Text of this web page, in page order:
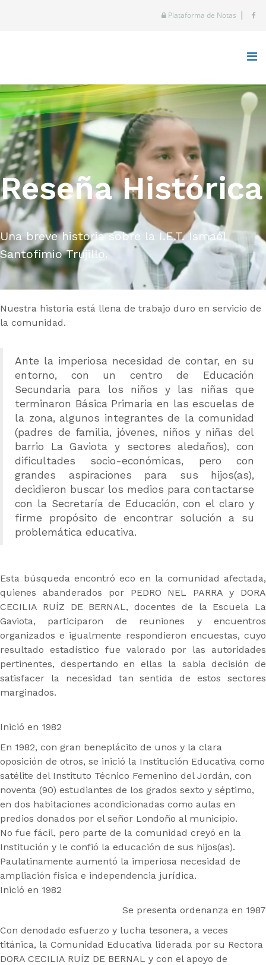
Plataforma de Notas |
Reseña Histórica
Una breve historia sobre la I.E.T. Ismaél
Santofimio Trujillo.
Nuestra historia está llena de trabajo duro en servicio de
la comunidad.
Ante la imperiosa necesidad de contar, en su
entorno, con un centro de Educación
Secundaria para los niños y las niñas que
terminaron Básica Primaria en las escuelas de
la zona, algunos integrantes de la comunidad
(padres de familia, jóvenes, niños y niñas del
barrio La Gaviota y sectores aledaños), con
dificultades socio-económicas, pero con
grandes aspiraciones para sus hijos(as),
decidieron buscar los medios para contactarse
con la Secretaría de Educación, con el claro y
firme propósito de encontrar solución a su
problemática educativa.
Esta búsqueda encontró eco en la comunidad afectada,
quienes abanderados por PEDRO NEL PARRA y DORA
CECILIA RUÍZ DE BERNAL, docentes de la Escuela La
Gaviota, participaron de reuniones y encuentros
organizados e igualmente respondieron encuestas, cuyo
resultado estadístico fue valorado por las autoridades
pertinentes, despertando en ellas la sabia decisión de
satisfacer la necesidad tan sentida de estos sectores
marginados.
Inició en 1982
En 1982, con gran beneplácito de unos y la clara
oposición de otros, se inició la Institución Educativa como
satélite del Instituto Técnico Femenino del Jordán, con
noventa (90) estudiantes de los grados sexto y séptimo,
en dos habitaciones acondicionadas como aulas en
predios donados por el señor Londoño al municipio.
No fue fácil, pero parte de la comunidad creyó en la
Institución y le confió la educación de sus hijos(as).
Paulatinamente aumentó la imperiosa necesidad de
ampliación física e independencia jurídica.
Inició en 1982
Se presenta ordenanza en 1987
Con denodado esfuerzo y lucha tesonera, a veces
titánica, la Comunidad Educativa liderada por su Rectora
DORA CECILIA RUÍZ DE BERNAL y con el apoyo de